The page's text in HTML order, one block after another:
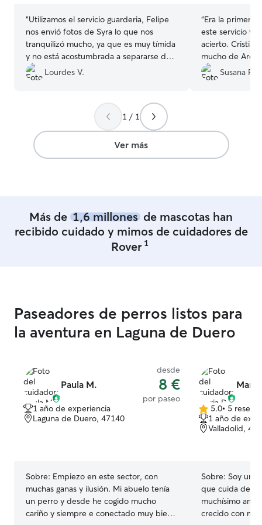
“Utilizamos el servicio guarderia, Felipe
nos envió fotos de Syra lo que nos
tranquilizó mucho, ya que es muy tímida
y no está acostumbrada a separarse de
nosotros”
Lourdes V.
“Era la primera
este servicio y
acierto.
mucho de
por WhatsApp.
de guardería
Susana R.
1 / 1
Ver más
Más de 1,6 millones de mascotas han
recibido cuidado y mimos de cuidadores de
Rover 1
Paseadores de perros listos para
la aventura en Laguna de Duero
Paula M.
desde
8 €
por paseo
1 año de experiencia
Laguna de Duero, 47140
Sobre: Empiezo en este sector, con
muchas ganas y ilusión. Mi abuelo tenía
un perro y desde he cogido mucho
cariño y siempre e conectado muy bien
5.0
de
5
5.0• 5 reseñas
1 año de
Valladolid,
Sobre: Soy una
que cuida de
muchísimo amor. Desde pequeña
crecido con